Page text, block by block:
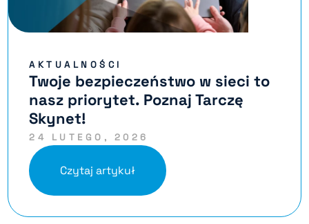
AKTUALNOŚCI
Twoje bezpieczeństwo w sieci to
nasz priorytet. Poznaj Tarczę
Skynet!
24 LUTEGO, 2026
Czytaj artykuł